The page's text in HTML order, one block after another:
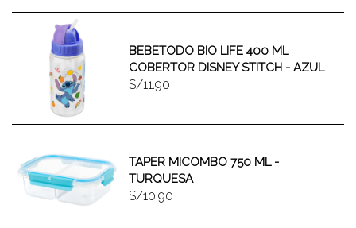
BEBETODO BIO LIFE 400 ML
COBERTOR DISNEY STITCH - AZUL
S/11.90
TAPER MICOMBO 750 ML -
TURQUESA
S/10.90